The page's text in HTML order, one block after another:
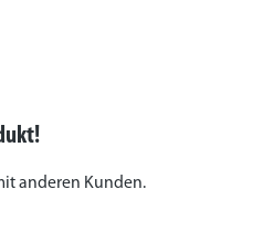
anderen Kunden.